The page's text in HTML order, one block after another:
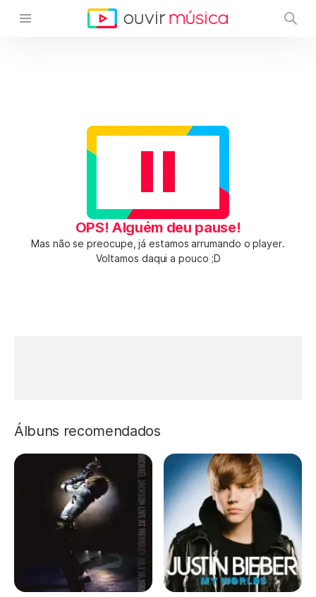
OPS! Alguém deu pause!
Mas não se preocupe, já estamos arrumando o player.
Voltamos daqui a pouco ;D
Álbuns recomendados